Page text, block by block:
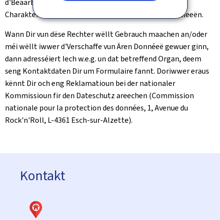
d'Beaarbechte vun Ären Donnéeë keen obligatoresche
Charakter huet, kënnt Dir donieft och Widdersproch aleeën.
Wann Dir vun dëse Rechter wëllt Gebrauch maachen an/oder
méi wëllt iwwer d'Verschaffe vun Ären Donnéeë gewuer ginn,
dann adresséiert Iech w.e.g. un dat betreffend Organ, deem
seng Kontaktdaten Dir um Formulaire fannt. Doriwwer eraus
kënnt Dir och eng Reklamatioun bei der nationaler
Kommissioun fir den Dateschutz areechen (Commission
nationale pour la protection des données, 1, Avenue du
Rock'n'Roll, L-4361 Esch-sur-Alzette).
Kontakt